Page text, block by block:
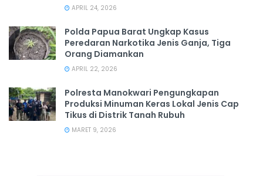
APRIL 24, 2026
Polda Papua Barat Ungkap Kasus
Peredaran Narkotika Jenis Ganja, Tiga
Orang Diamankan
APRIL 22, 2026
Polresta Manokwari Pengungkapan
Produksi Minuman Keras Lokal Jenis Cap
Tikus di Distrik Tanah Rubuh
MARET 9, 2026